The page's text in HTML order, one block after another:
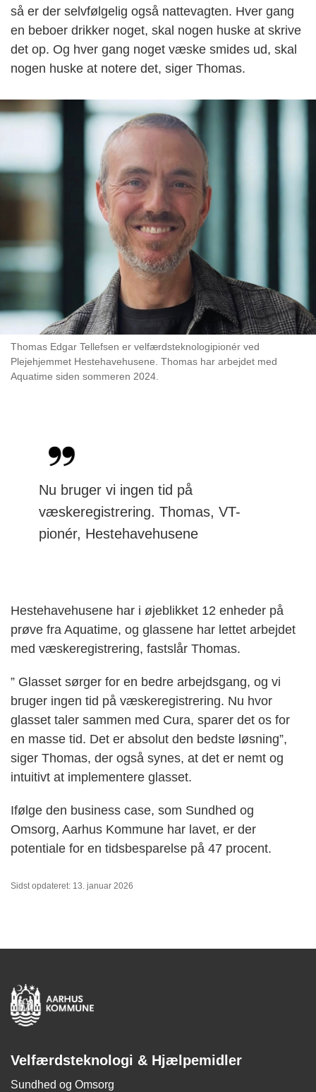
så er der selvfølgelig også nattevagten. Hver gang
en beboer drikker noget, skal nogen huske at skrive
det op. Og hver gang noget væske smides ud, skal
nogen huske at notere det, siger Thomas.
Thomas Edgar Tellefsen er velfærdsteknologipionér ved
Plejehjemmet Hestehavehusene. Thomas har arbejdet med
Aquatime siden sommeren 2024.
Nu bruger vi ingen tid på
væskeregistrering. Thomas, VT-
pionér, Hestehavehusene
Hestehavehusene har i øjeblikket 12 enheder på
prøve fra Aquatime, og glassene har lettet arbejdet
med væskeregistrering, fastslår Thomas.
” Glasset sørger for en bedre arbejdsgang, og vi
bruger ingen tid på væskeregistrering. Nu hvor
glasset taler sammen med Cura, sparer det os for
en masse tid. Det er absolut den bedste løsning”,
siger Thomas, der også synes, at det er nemt og
intuitivt at implementere glasset.
Ifølge den business case, som Sundhed og
Omsorg, Aarhus Kommune har lavet, er der
potentiale for en tidsbesparelse på 47 procent.
Sidst opdateret: 13. januar 2026
Velfærdsteknologi & Hjælpemidler
Sundhed og Omsorg